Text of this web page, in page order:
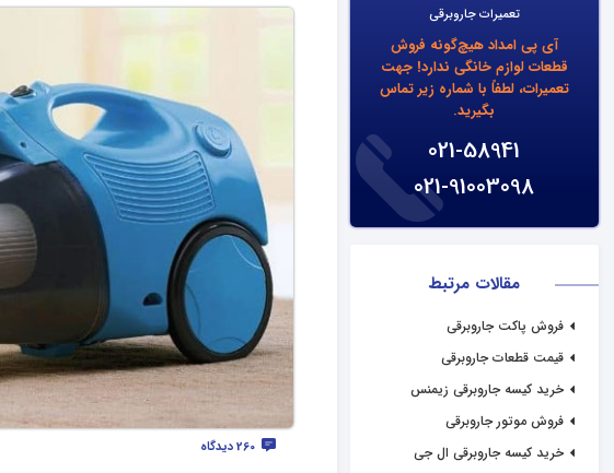
تعمیرات جاروبرقی
آی پی امداد هیچ‌گونه فروش
قطعات لوازم خانگی ندارد!جهت
تعمیرات، لطفاً با شماره زیر تماس
بگیرید.
021-58941
021-91003098
مقالات مرتبط
فروش پاکت جاروبرقی
قیمت قطعات جاروبرقی
خرید کیسه جاروبرقی زیمنس
فروش موتور جاروبرقی
خرید کیسه جاروبرقی ال جی
260 دیدگاه